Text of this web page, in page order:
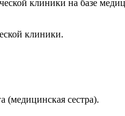
клиники на базе
клиники.
(медицинская сестра).